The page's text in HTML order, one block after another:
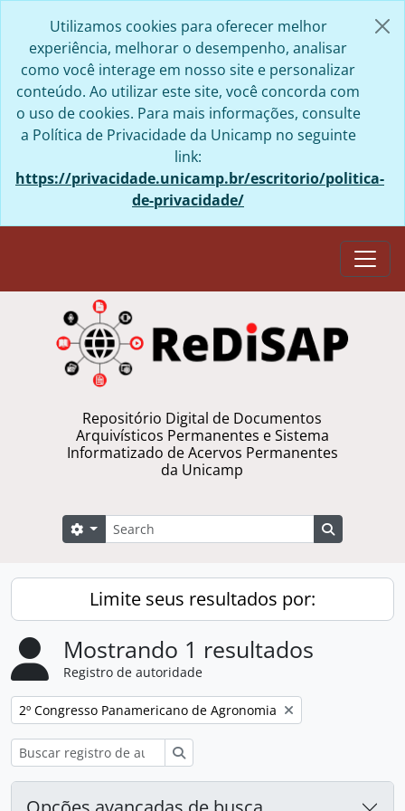
Utilizamos cookies para oferecer melhor
experiência, melhorar o desempenho, analisar
como você interage em nosso site e personalizar
conteúdo. Ao utilizar este site, você concorda com
o uso de cookies. Para mais informações, consulte
a Política de Privacidade da Unicamp no seguinte
link:
https://privacidade.unicamp.br/escritorio/politica-
de-privacidade/
Repositório Digital de Documentos
Arquivísticos Permanentes e Sistema
Informatizado de Acervos Permanentes
da Unicamp
Buscar
Opções de busca
Limite seus resultados por:
Mostrando 1 resultados
Registro de autoridade
Remover filtro:
2º Congresso Panamericano de Agronomia